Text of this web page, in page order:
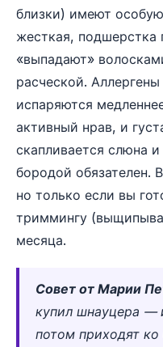
близки) имеют
жесткая, подшерстка
«выпадают»
расческой.
испаряются
активный нрав, и
скапливается слюна
бородой
но только если вы
триммингу
месяца.
Совет от Марии
купил шнауцера —
потом приходят